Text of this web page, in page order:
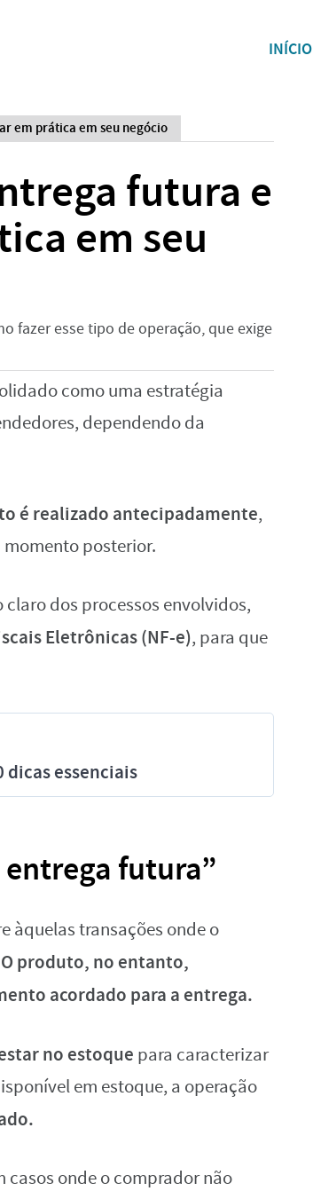
INÍCIO
em prática em seu negócio
futura e
em seu
fazer esse tipo de operação, que exige
como uma estratégia
dependendo da
é realizado antecipadamente,
posterior.
dos processos envolvidos,
Eletrônicas (NF-e), para que
essenciais
entrega futura”
àquelas transações onde o
O produto, no entanto,
acordado para a entrega.
no estoque para caracterizar
em estoque, a operação
casos onde o comprador não